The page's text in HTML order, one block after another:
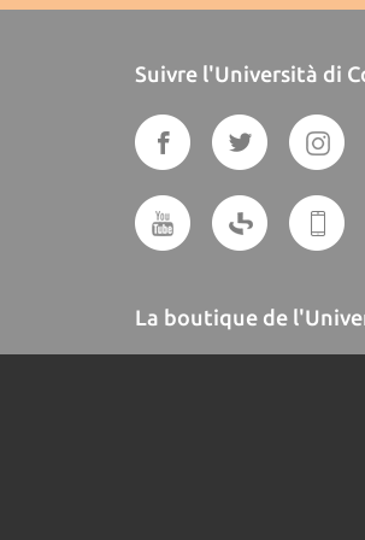
Suivre l'Università di
La boutique de